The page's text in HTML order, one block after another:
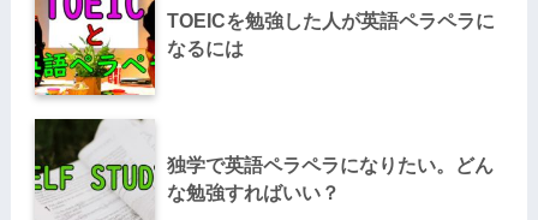
TOEICを勉強した人が英語ペラペラに
なるには
独学で英語ペラペラになりたい。どん
な勉強すればいい？